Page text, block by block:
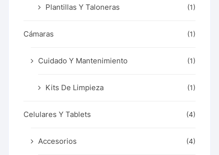
Plantillas Y Taloneras (1)
Cámaras (1)
Cuidado Y Mantenimiento (1)
Kits De Limpieza (1)
Celulares Y Tablets (4)
Accesorios (4)